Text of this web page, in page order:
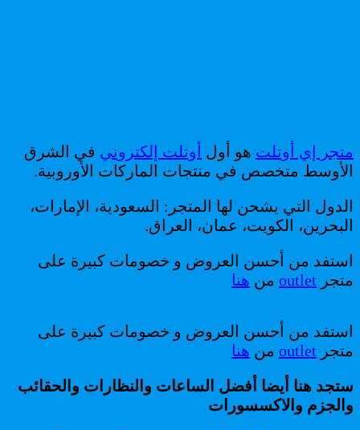
متجر إي أوتلت هو أول أوتلت إلكتروني في الشرق
الأوسط متخصص في منتجات الماركات الأوروبية.
الدول التي يشحن لها المتجر: السعودية، الإمارات،
البحرين، الكويت، عمان، العراق.
استفد من أحسن العروض و خصومات كبيرة على
متجر outlet من هنا
استفد من أحسن العروض و خصومات كبيرة على
متجر outlet من هنا
ستجد هنا أيضا أفضل الساعات والنظارات والحقائب
والجزم والاكسسورات